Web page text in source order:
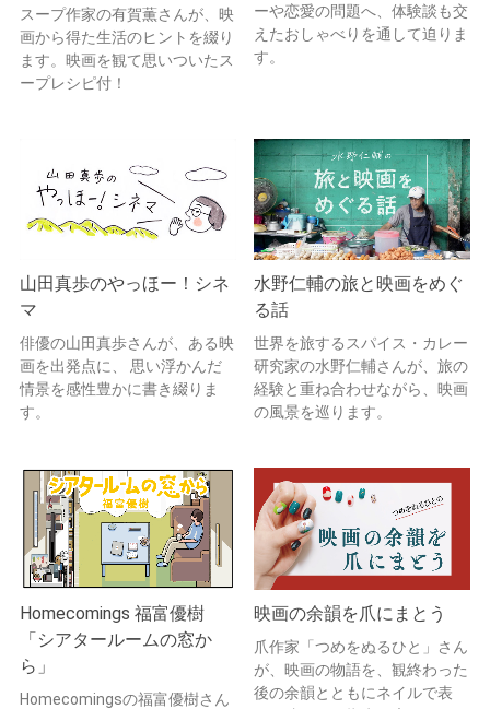
スープ作家の有賀薫さんが、映
画から得た生活のヒントを綴り
ます。映画を観て思いついたス
ープレシピ付！
ーや恋愛の問題へ、体験談も交
えたおしゃべりを通して迫りま
す。
山田真歩のやっほー！シネ
マ
俳優の山田真歩さんが、ある映
画を出発点に、 思い浮かんだ
情景を感性豊かに書き綴りま
す。
水野仁輔の旅と映画をめぐ
る話
世界を旅するスパイス・カレー
研究家の水野仁輔さんが、旅の
経験と重ね合わせながら、映画
の風景を巡ります。
Homecomings 福富優樹
「シアタールームの窓か
ら」
Homecomingsの福富優樹さん
映画の余韻を爪にまとう
爪作家「つめをぬるひと」さん
が、映画の物語を、観終わった
後の余韻とともにネイルで表